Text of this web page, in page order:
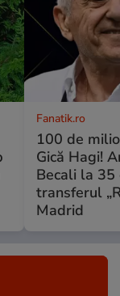
Fanatik.ro
100 de
Gică Hagi!
Becali la 35
transferul
Madrid